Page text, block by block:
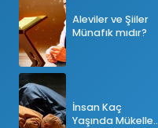
Aleviler ve Şiiler
Münafık mıdır?
İnsan Kaç
Yaşında Mükellef